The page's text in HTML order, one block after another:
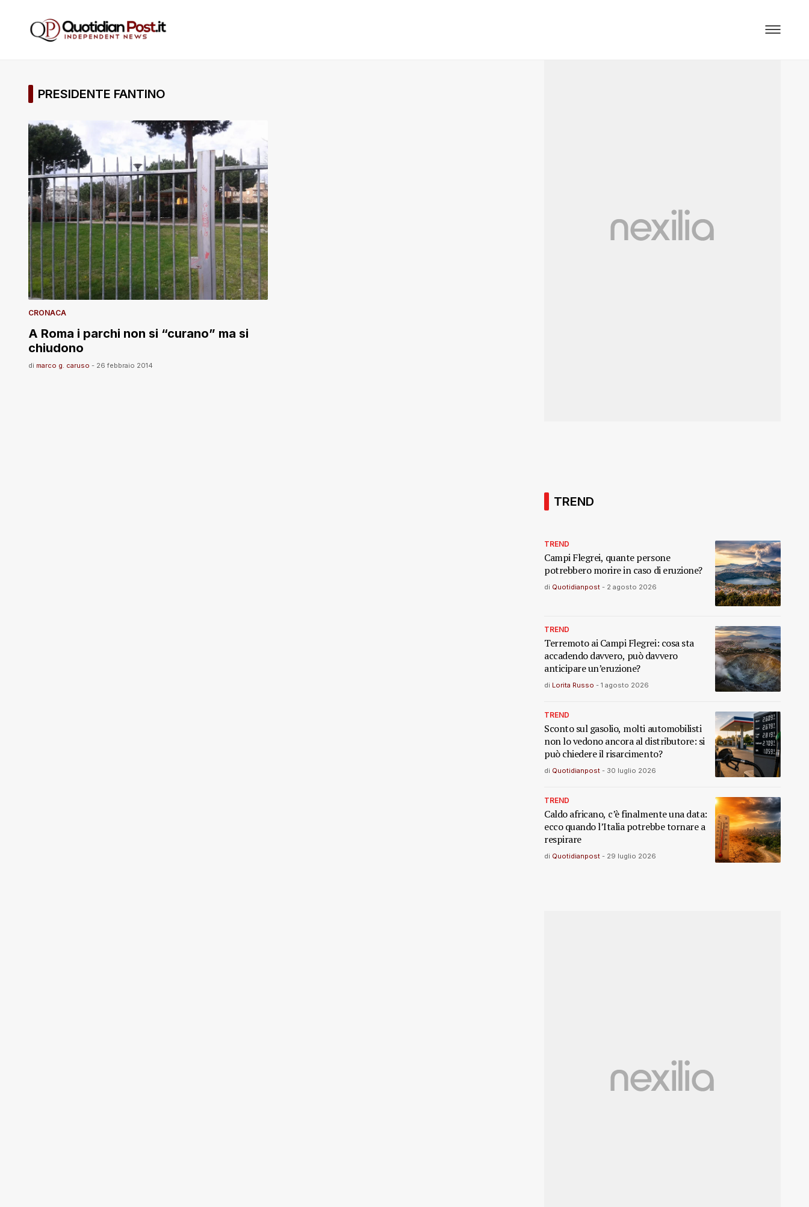
PRESIDENTE FANTINO
CRONACA
A Roma i parchi non si “curano” ma si
chiudono
di marco g. caruso - 26 febbraio 2014
TREND
TREND
Campi Flegrei, quante persone
potrebbero morire in caso di eruzione?
di Quotidianpost - 2 agosto 2026
TREND
Terremoto ai Campi Flegrei: cosa sta
accadendo davvero, può davvero
anticipare un’eruzione?
di Lorita Russo - 1 agosto 2026
TREND
Sconto sul gasolio, molti automobilisti
non lo vedono ancora al distributore: si
può chiedere il risarcimento?
di Quotidianpost - 30 luglio 2026
TREND
Caldo africano, c’è finalmente una data:
ecco quando l’Italia potrebbe tornare a
respirare
di Quotidianpost - 29 luglio 2026